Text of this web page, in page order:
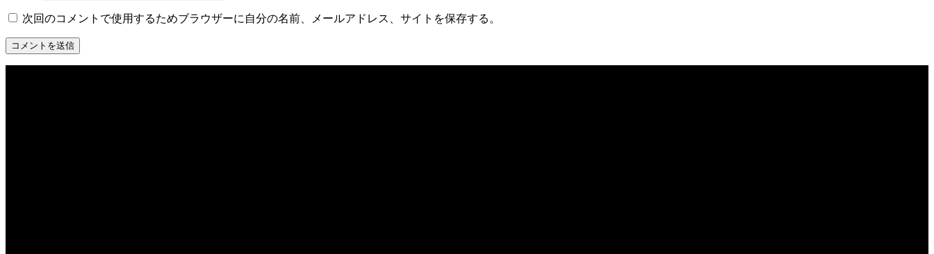
次回のコメントで使用するためブラウザーに自分の名前、メールアドレス、サイトを保存する。